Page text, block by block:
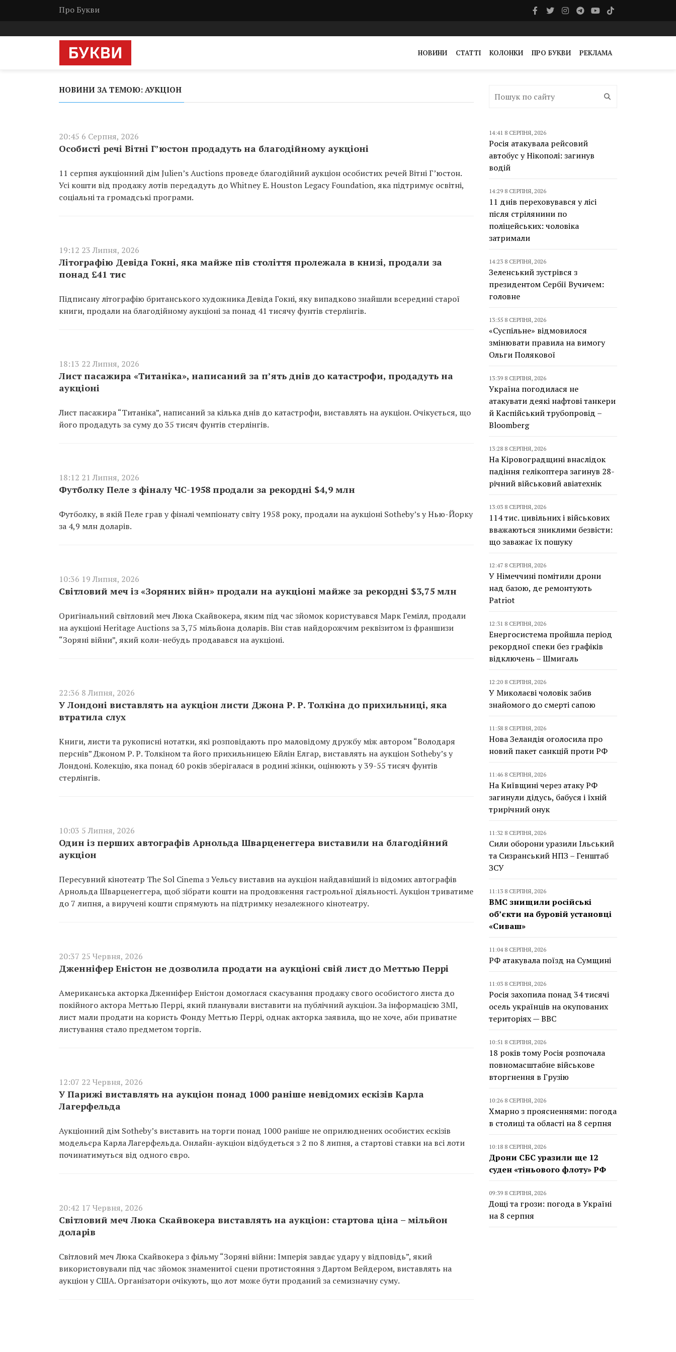
Про Букви
НОВИНИ СТАТТІ КОЛОНКИ ПРО БУКВИ РЕКЛАМА
НОВИНИ ЗА ТЕМОЮ: АУКЦІОН
20:45 6 Серпня, 2026
Особисті речі Вітні Г’юстон продадуть на благодійному аукціоні
11 серпня аукціонний дім Julien’s Auctions проведе благодійний аукціон особистих речей Вітні Г’юстон.
Усі кошти від продажу лотів передадуть до Whitney E. Houston Legacy Foundation, яка підтримує освітні,
соціальні та громадські програми.
19:12 23 Липня, 2026
Літографію Девіда Гокні, яка майже пів століття пролежала в книзі, продали за
понад £41 тис
Підписану літографію британського художника Девіда Гокні, яку випадково знайшли всередині старої
книги, продали на благодійному аукціоні за понад 41 тисячу фунтів стерлінгів.
18:13 22 Липня, 2026
Лист пасажира «Титаніка», написаний за п’ять днів до катастрофи, продадуть на
аукціоні
Лист пасажира “Титаніка”, написаний за кілька днів до катастрофи, виставлять на аукціон. Очікується, що
його продадуть за суму до 35 тисяч фунтів стерлінгів.
18:12 21 Липня, 2026
Футболку Пеле з фіналу ЧС-1958 продали за рекордні $4,9 млн
Футболку, в якій Пеле грав у фіналі чемпіонату світу 1958 року, продали на аукціоні Sotheby’s у Нью-Йорку
за 4,9 млн доларів.
10:36 19 Липня, 2026
Світловий меч із «Зоряних війн» продали на аукціоні майже за рекордні $3,75 млн
Оригінальний світловий меч Люка Скайвокера, яким під час зйомок користувався Марк Гемілл, продали
на аукціоні Heritage Auctions за 3,75 мільйона доларів. Він став найдорожчим реквізитом із франшизи
“Зоряні війни”, який коли-небудь продавався на аукціоні.
22:36 8 Липня, 2026
У Лондоні виставлять на аукціон листи Джона Р. Р. Толкіна до прихильниці, яка
втратила слух
Книги, листи та рукописні нотатки, які розповідають про маловідому дружбу між автором “Володаря
перснів” Джоном Р. Р. Толкіном та його прихильницею Ейлін Елгар, виставлять на аукціон Sotheby’s у
Лондоні. Колекцію, яка понад 60 років зберігалася в родині жінки, оцінюють у 39-55 тисяч фунтів
стерлінгів.
10:03 5 Липня, 2026
Один із перших автографів Арнольда Шварценеггера виставили на благодійний
аукціон
Пересувний кінотеатр The Sol Cinema з Уельсу виставив на аукціон найдавніший із відомих автографів
Арнольда Шварценеггера, щоб зібрати кошти на продовження гастрольної діяльності. Аукціон триватиме
до 7 липня, а виручені кошти спрямують на підтримку незалежного кінотеатру.
20:37 25 Червня, 2026
Дженніфер Еністон не дозволила продати на аукціоні свій лист до Меттью Перрі
Американська акторка Дженніфер Еністон домоглася скасування продажу свого особистого листа до
покійного актора Меттью Перрі, який планували виставити на публічний аукціон. За інформацією ЗМІ,
лист мали продати на користь Фонду Меттью Перрі, однак акторка заявила, що не хоче, аби приватне
листування стало предметом торгів.
12:07 22 Червня, 2026
У Парижі виставлять на аукціон понад 1000 раніше невідомих ескізів Карла
Лагерфельда
Аукціонний дім Sotheby’s виставить на торги понад 1000 раніше не оприлюднених особистих ескізів
модельєра Карла Лагерфельда. Онлайн-аукціон відбудеться з 2 по 8 липня, а стартові ставки на всі лоти
починатимуться від одного євро.
20:42 17 Червня, 2026
Світловий меч Люка Скайвокера виставлять на аукціон: стартова ціна – мільйон
доларів
Світловий меч Люка Скайвокера з фільму “Зоряні війни: Імперія завдає удару у відповідь”, який
використовували під час зйомок знаменитої сцени протистояння з Дартом Вейдером, виставлять на
аукціон у США. Організатори очікують, що лот може бути проданий за семизначну суму.
14:41 8 СЕРПНЯ, 2026
Росія атакувала рейсовий
автобус у Нікополі: загинув
водій
14:29 8 СЕРПНЯ, 2026
11 днів переховувався у лісі
після стрілянини по
поліцейських: чоловіка
затримали
14:23 8 СЕРПНЯ, 2026
Зеленський зустрівся з
президентом Сербії Вучичем:
головне
13:55 8 СЕРПНЯ, 2026
«Суспільне» відмовилося
змінювати правила на вимогу
Ольги Полякової
13:39 8 СЕРПНЯ, 2026
Україна погодилася не
атакувати деякі нафтові танкери
й Каспійський трубопровід –
Bloomberg
13:28 8 СЕРПНЯ, 2026
На Кіровоградщині внаслідок
падіння гелікоптера загинув 28-
річний військовий авіатехнік
13:03 8 СЕРПНЯ, 2026
114 тис. цивільних і військових
вважаються зниклими безвісти:
що заважає їх пошуку
12:47 8 СЕРПНЯ, 2026
У Німеччині помітили дрони
над базою, де ремонтують
Patriot
12:31 8 СЕРПНЯ, 2026
Енергосистема пройшла період
рекордної спеки без графіків
відключень – Шмигаль
12:20 8 СЕРПНЯ, 2026
У Миколаєві чоловік забив
знайомого до смерті сапою
11:58 8 СЕРПНЯ, 2026
Нова Зеландія оголосила про
новий пакет санкцій проти РФ
11:46 8 СЕРПНЯ, 2026
На Київщині через атаку РФ
загинули дідусь, бабуся і їхній
трирічний онук
11:32 8 СЕРПНЯ, 2026
Сили оборони уразили Ільський
та Сизранський НПЗ – Генштаб
ЗСУ
11:13 8 СЕРПНЯ, 2026
ВМС знищили російські
об’єкти на буровій установці
«Сиваш»
11:04 8 СЕРПНЯ, 2026
РФ атакувала поїзд на Сумщині
11:03 8 СЕРПНЯ, 2026
Росія захопила понад 34 тисячі
осель українців на окупованих
територіях — BBC
10:51 8 СЕРПНЯ, 2026
18 років тому Росія розпочала
повномасштабне військове
вторгнення в Грузію
10:26 8 СЕРПНЯ, 2026
Хмарно з проясненнями: погода
в столиці та області на 8 серпня
10:18 8 СЕРПНЯ, 2026
Дрони СБС уразили ще 12
суден «тіньового флоту» РФ
09:39 8 СЕРПНЯ, 2026
Дощі та грози: погода в Україні
на 8 серпня